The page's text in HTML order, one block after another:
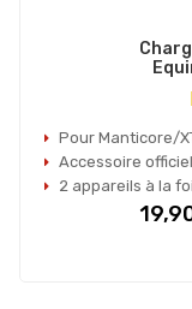
Pour Manticore/
Accessoire
2 appareils à la
Prix